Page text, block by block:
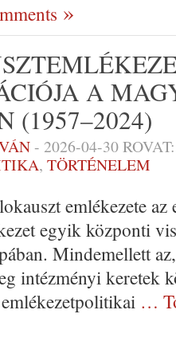
A
(1957–2024)
- 2026-04-30
, TÖRTÉNELEM
emlékezete
egyik központi
Mindemellett
intézményi keretek
…